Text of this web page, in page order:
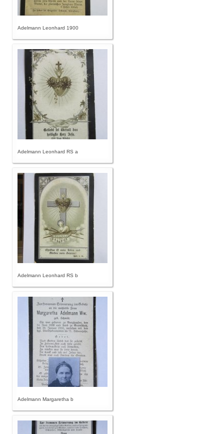
Adelmann Leonhard 1900
Adelmann Leonhard RS a
Adelmann Leonhard RS b
Adelmann Margaretha b